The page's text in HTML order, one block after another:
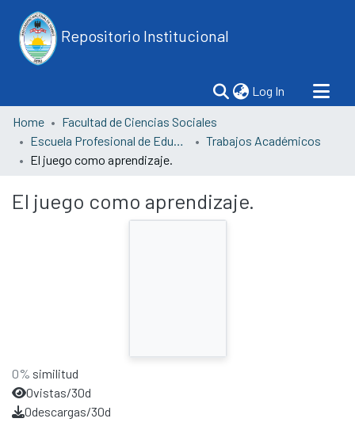
Repositorio Institucional
Log In (current)
Home
Facultad de Ciencias Sociales
Escuela Profesional de Educación
Trabajos Académicos
El juego como aprendizaje.
El juego como aprendizaje.
0% similitud
0vistas/30d
0descargas/30d